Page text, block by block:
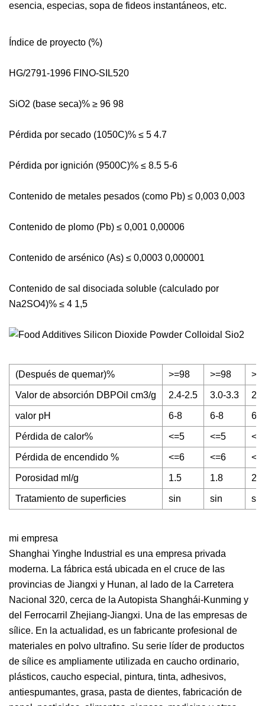
esencia, especias, sopa de fideos instantáneos, etc.
Índice de proyecto (%)
HG/2791-1996 FINO-SIL520
SiO2 (base seca)% ≥ 96 98
Pérdida por secado (1050C)% ≤ 5 4.7
Pérdida por ignición (9500C)% ≤ 8.5 5-6
Contenido de metales pesados ​​(como Pb) ≤ 0,003 0,003
Contenido de plomo (Pb) ≤ 0,001 0,00006
Contenido de arsénico (As) ≤ 0,0003 0,000001
Contenido de sal disociada soluble (calculado por
Na2SO4)% ≤ 4 1,5
(Después de quemar)% >=98 >=98
Valor de absorción DBPOil cm3/g 2.4-2.5 3.0-3.3
valor pH 6-8 6-8 6-8
Pérdida de calor% <=5 <=5
Pérdida de encendido % <=6 <=6
Porosidad ml/g 1.5 1.8 2
Tratamiento de superficies sin sin sin
mi empresa
Shanghai Yinghe Industrial es una empresa privada
moderna. La fábrica está ubicada en el cruce de las
provincias de Jiangxi y Hunan, al lado de la Carretera
Nacional 320, cerca de la Autopista Shanghái-Kunming y
del Ferrocarril Zhejiang-Jiangxi. Una de las empresas de
sílice. En la actualidad, es un fabricante profesional de
materiales en polvo ultrafino. Su serie líder de productos
de sílice es ampliamente utilizada en caucho ordinario,
plásticos, caucho especial, pintura, tinta, adhesivos,
antiespumantes, grasa, pasta de dientes, fabricación de